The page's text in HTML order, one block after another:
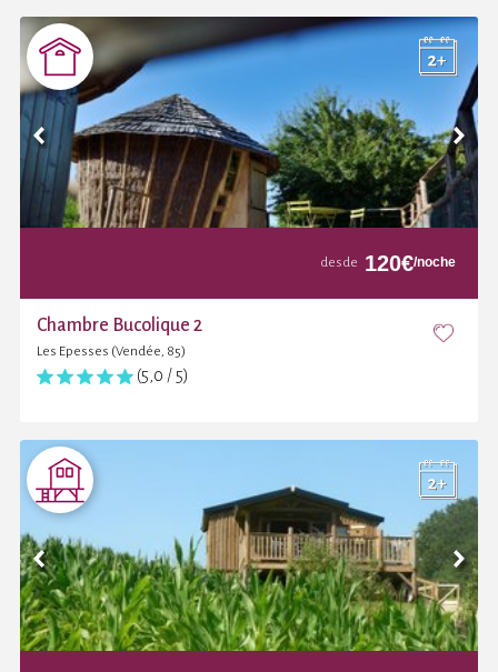
desde 120€/noche
Chambre Bucolique 2
Les Epesses (Vendée, 85)
(5,0 / 5)